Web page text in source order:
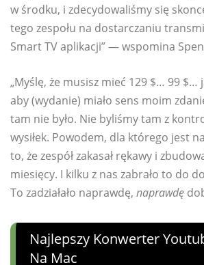
w środku, i zdecydowaliśmy się
tego zespołu na dostarczaniu
Smart TV aplikacji” — wspomina
„Myślę, że musisz mieć 129 $… 99 $…
aby (wydanie) miało sens moim
tam nie było. Nie byliśmy tam z
wysiłek. Powodem, dla którego jest
to, że zespół zakasał rękawy i
miesięcy. I kilku z nas zabrało to do
To zadziałało naprawdę, naprawdę
Najlepszy Konwerter
Na Mac